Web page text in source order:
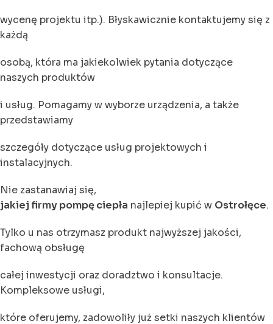
wycenę projektu itp.). Błyskawicznie kontaktujemy się z
każdą
osobą, która ma jakiekolwiek pytania dotyczące
naszych produktów
i usług. Pomagamy w wyborze urządzenia, a także
przedstawiamy
szczegóły dotyczące usług projektowych i
instalacyjnych.
Nie zastanawiaj się,
jakiej firmy pompę ciepła najlepiej kupić w Ostrołęce.
Tylko u nas otrzymasz produkt najwyższej jakości,
fachową obsługę
całej inwestycji oraz doradztwo i konsultacje.
Kompleksowe usługi,
które oferujemy, zadowoliły już setki naszych klientów